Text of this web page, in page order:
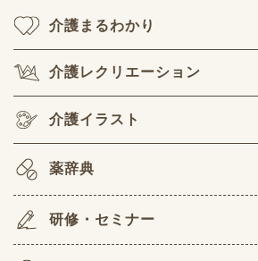
介護まるわかり
介護レクリエーション
介護イラスト
薬辞典
研修・セミナー